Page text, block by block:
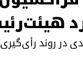
در روند